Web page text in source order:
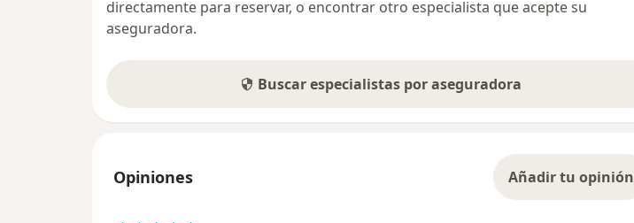
directamente para reservar, o encontrar otro especialista que acepte su
aseguradora.
Buscar especialistas por aseguradora
Opiniones Añadir tu opinión